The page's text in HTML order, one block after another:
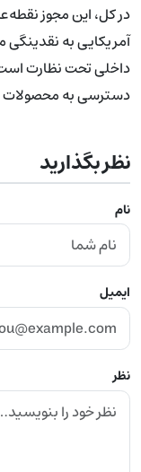
در کل، این مجوز
آمریکایی به
داخلی تحت نظارت
دسترسی به محصولات
نظر بگذارید
نام
ایمیل
نظر